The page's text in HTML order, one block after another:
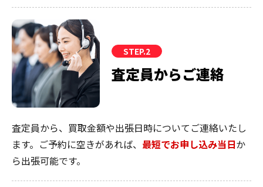
STEP.2
査定員からご連絡
査定員から、買取金額や出張日時についてご連絡いたし
ます。ご予約に空きがあれば、 最短でお申し込み当日か
ら出張可能です。